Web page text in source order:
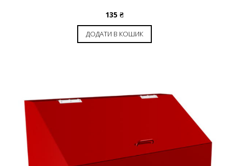
135 ₴
ДОДАТИ В КОШИК